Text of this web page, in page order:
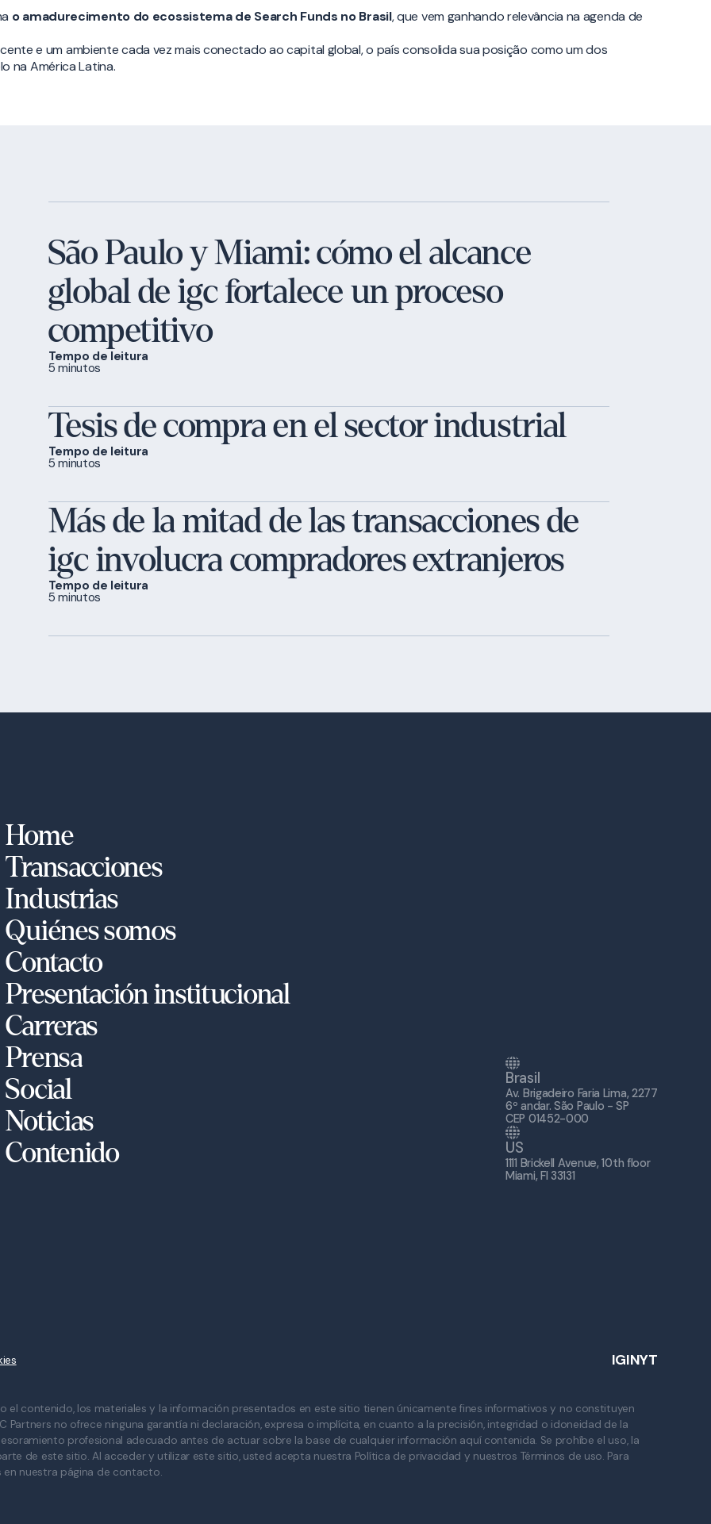
o amadurecimento do ecossistema de Search Funds no Brasil, que vem ganhando relevância na agenda de
e um ambiente cada vez mais conectado ao capital global, o país consolida sua posição como um dos
na América Latina.
São Paulo y Miami: cómo el alcance
global de igc fortalece un proceso
competitivo
Tempo de leitura
5 minutos
Tesis de compra en el sector industrial
Tempo de leitura
5 minutos
Más de la mitad de las transacciones de
igc involucra compradores extranjeros
Tempo de leitura
5 minutos
Home
Transacciones
Industrias
Quiénes somos
Contacto
Presentación institucional
Carreras
Prensa
Social
Noticias
Contenido
Brasil
Av. Brigadeiro Faria Lima, 2277
6º andar. São Paulo - SP
CEP 01452-000
US
1111 Brickell Avenue, 10th floor
Miami, Fl 33131
IGINYT
el contenido, los materiales y la información presentados en este sitio tienen únicamente fines informativos y no constituyen
Partners no ofrece ninguna garantía ni declaración, expresa o implícita, en cuanto a la precisión, integridad o idoneidad de la
profesional adecuado antes de actuar sobre la base de cualquier información aquí contenida. Se prohíbe el uso, la
de este sitio. Al acceder y utilizar este sitio, usted acepta nuestra Política de privacidad y nuestros Términos de uso. Para
nuestra página de contacto.